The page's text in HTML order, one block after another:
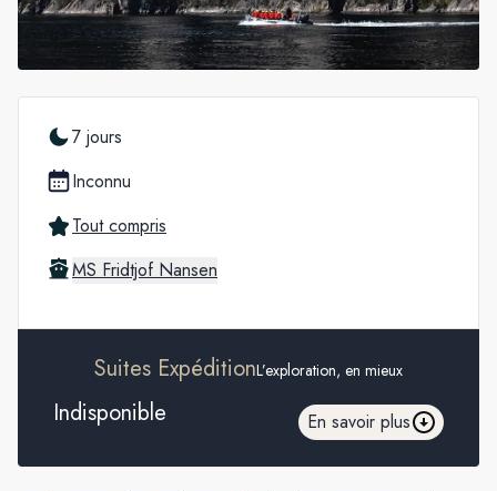
7 jours
Inconnu
Tout compris
MS Fridtjof Nansen
Suites ExpéditionL’exploration, en mieux
Indisponible En savoir plus